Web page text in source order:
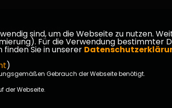
Darmstadt-
Kontakt
sind, um die Webseite zu nutzen.
Für die Verwendung bestimmter
Sie in unserer
)
Gebrauch der Webseite benötigt.
der Webseite.